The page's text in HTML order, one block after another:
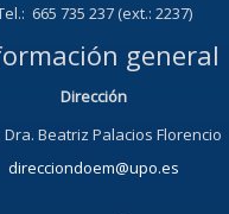
665 735 237 (ext.: 2237)
general
Dirección
Dra. Beatriz Palacios Florencio
direcciondoem@upo.es